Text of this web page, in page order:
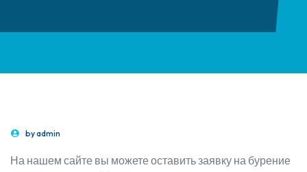
byadmin
На нашем сайте вы можете оставить заявку на бурение